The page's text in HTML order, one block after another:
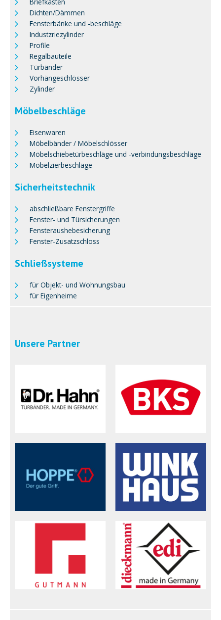
Dichten/Dämmen
Fensterbänke und -beschläge
Industzriezylinder
Profile
Regalbauteile
Türbänder
Vorhängeschlösser
Zylinder
Möbelbeschläge
Eisenwaren
Möbelbänder / Möbelschlösser
Möbelschiebetürbeschläge und -verbindungsbeschläge
Möbelzierbeschläge
Sicherheitstechnik
abschließbare Fenstergriffe
Fenster- und Türsicherungen
Fensteraushebesicherung
Fenster-Zusatzschloss
Schließsysteme
für Objekt- und Wohnungsbau
für Eigenheime
Unsere Partner